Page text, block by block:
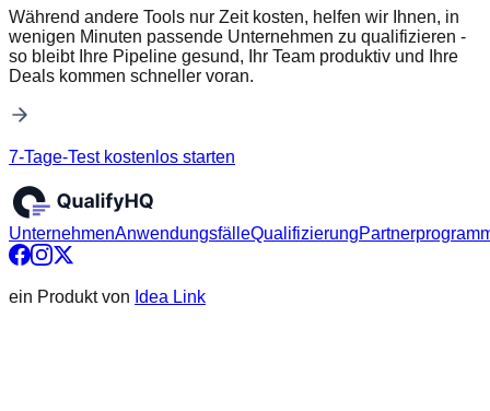
Während andere Tools nur Zeit kosten, helfen wir Ihnen, in
wenigen Minuten passende Unternehmen zu qualifizieren -
so bleibt Ihre Pipeline gesund, Ihr Team produktiv und Ihre
Deals kommen schneller voran.
7-Tage-Test kostenlos starten
UnternehmenAnwendungsfälleQualifizierung
ein Produkt von Idea Link